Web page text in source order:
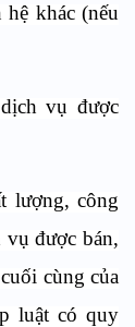
khác (nếu
vụ được
lượng, công
vụ được bán,
cùng của
luật có quy